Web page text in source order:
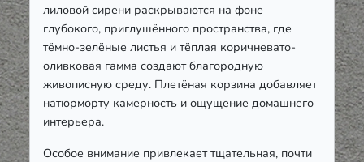
лиловой сирени раскрываются на фоне
глубокого, приглушённого пространства, где
тёмно-зелёные листья и тёплая коричневато-
оливковая гамма создают благородную
живописную среду. Плетёная корзина добавляет
натюрморту камерность и ощущение домашнего
интерьера.
Особое внимание привлекает тщательная, почти